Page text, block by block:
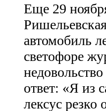
Еще 29
автомобиль
светофоре
ответ: «Я из
лексус резко